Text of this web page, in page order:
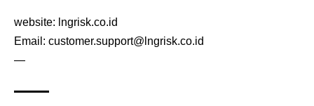
website: lngrisk.co.id
Email: customer.support@lngrisk.co.id
—